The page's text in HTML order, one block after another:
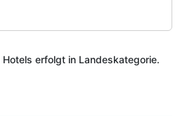
erfolgt in Landeskategorie.